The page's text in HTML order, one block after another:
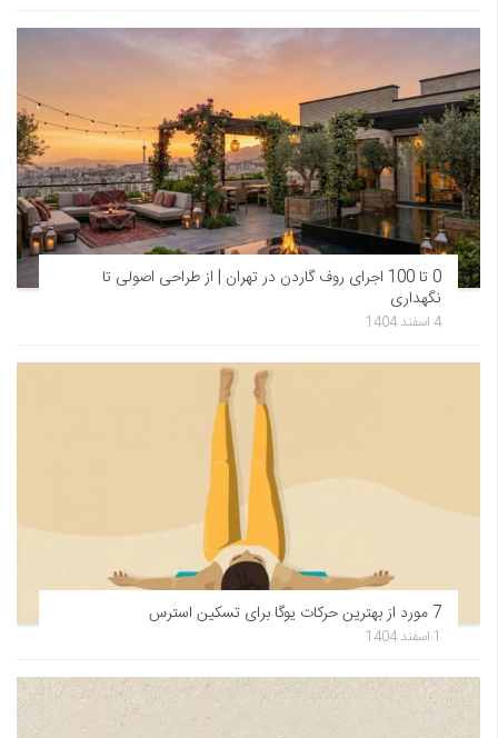
0 تا 100 اجرای روف گاردن در تهران | از طراحی اصولی تا
نگهداری
4 اسفند 1404
7 مورد از بهترین حرکات یوگا برای تسکین استرس
1 اسفند 1404